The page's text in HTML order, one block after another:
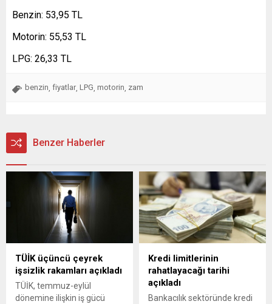
Benzin: 53,95 TL
Motorin: 55,53 TL
LPG: 26,33 TL
benzin, fiyatlar, LPG, motorin, zam
Benzer Haberler
TÜİK üçüncü çeyrek
işsizlik rakamları açıkladı
TÜİK, temmuz-eylül
dönemine ilişkin iş gücü
Kredi limitlerinin
rahatlayacağı tarihi
açıkladı
Bankacılık sektöründe kredi